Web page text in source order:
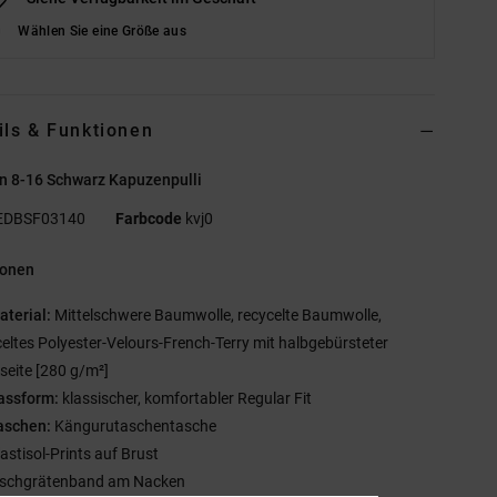
Wählen Sie eine Größe aus
& Funktionen
8-16 Schwarz Kapuzenpulli
Farbcode kvj0
Mittelschwere Baumwolle, recycelte Baumwolle,
Polyester-Velours-French-Terry mit halbgebürsteter
[280 g/m²]
klassischer, komfortabler Regular Fit
Kängurutaschentasche
Prints auf Brust
am Nacken